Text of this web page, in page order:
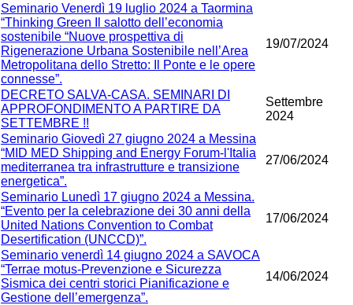
Seminario Venerdì 19 luglio 2024 a Taormina
“Thinking Green Il salotto dell’economia
sostenibile “Nuove prospettiva di
Rigenerazione Urbana Sostenibile nell’Area
Metropolitana dello Stretto: Il Ponte e le opere
connesse”.
19/07/2024
DECRETO SALVA-CASA. SEMINARI DI
APPROFONDIMENTO A PARTIRE DA
SETTEMBRE !!
Settembre
2024
Seminario Giovedì 27 giugno 2024 a Messina
“MID MED Shipping and Energy Forum-l'Italia
mediterranea tra infrastrutture e transizione
energetica”.
27/06/2024
Seminario Lunedì 17 giugno 2024 a Messina.
“Evento per la celebrazione dei 30 anni della
United Nations Convention to Combat
Desertification (UNCCD)”.
17/06/2024
Seminario venerdì 14 giugno 2024 a SAVOCA
“Terrae motus-Prevenzione e Sicurezza
Sismica dei centri storici Pianificazione e
Gestione dell’emergenza”.
14/06/2024